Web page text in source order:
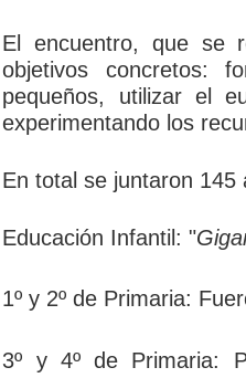
El encuentro, que se
objetivos concretos:
pequeños, utilizar el
experimentando los
En total se juntaron
Educación Infantil: "
1º y 2º de Primaria:
3º y 4º de Primaria: